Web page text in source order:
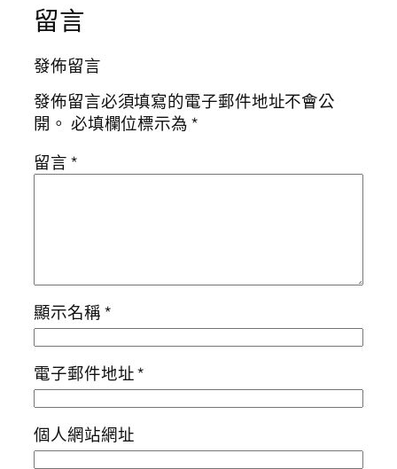
留言
發佈留言
發佈留言必須填寫的電子郵件地址不會公
開。 必填欄位標示為*
留言*
顯示名稱*
電子郵件地址*
個人網站網址